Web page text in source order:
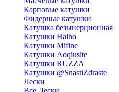
Карповые катушки
Фидерные катушки
Катушка безынерционная
Катушки Haibo
Катушки Mifine
Катушки Aoqiusite
Катушки RUZZA
Катушки @SnastiZdraste
Лески
Все Лески